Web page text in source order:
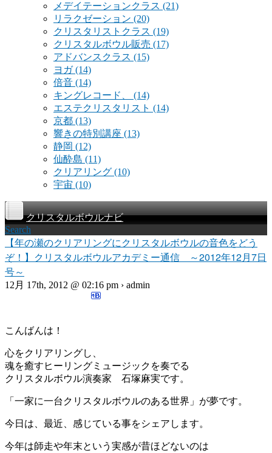
メデイテーションクラス (21)
リラクゼーション (20)
クリスタリストクラス (19)
クリスタルボウル販売 (17)
アドバンスクラス (15)
ヨガ(14)
倍音 (14)
キングレコード、 (14)
エステクリスタリスト (14)
京都 (13)
響きの特別講座 (13)
静岡 (12)
仙酔島 (11)
クリアリング (10)
宇宙 (10)
クリスタルボウルナビ
Search
【年の瀬のクリアリングにクリスタルボウルの音色をどう
ぞ！】クリスタルボウルアカデミー通信 ～2012年12月7日
号～
12月 17th, 2012 @ 02:16 pm › admin
こんばんは！
心をクリアリングし、
魂を癒すヒーリングミュージックを奏でる
クリスタルボウル演奏家 石塚麻実です。
「一家に一台クリスタルボウルのある世界」が夢です。
今日は、最近、感じている事をシェアします。
今年は師走や年末という実感が昔ほどないのは